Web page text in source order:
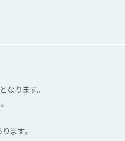
ります。
ます。